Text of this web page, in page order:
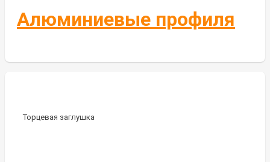
Алюминиевые профиля
Торцевая заглушка